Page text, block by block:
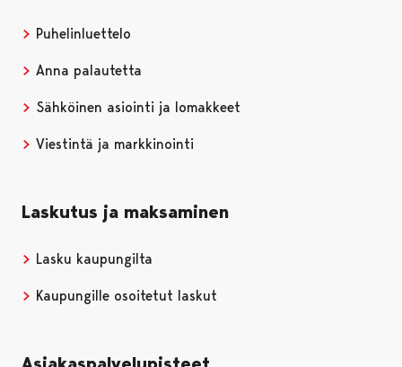
Puhelinluettelo
Anna palautetta
Sähköinen asiointi ja lomakkeet
Viestintä ja markkinointi
Laskutus ja maksaminen
Lasku kaupungilta
Kaupungille osoitetut laskut